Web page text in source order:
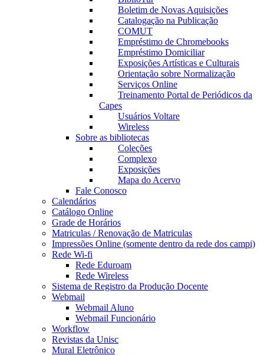
Boletim de Novas Aquisições
Catalogação na Publicação
COMUT
Empréstimo de Chromebooks
Empréstimo Domiciliar
Exposições Artísticas e Culturais
Orientação sobre Normalização
Serviços Online
Treinamento Portal de Periódicos da
Capes
Usuários Voltare
Wireless
Sobre as bibliotecas
Coleções
Complexo
Exposições
Mapa do Acervo
Fale Conosco
Calendários
Catálogo Online
Grade de Horários
Matriculas / Renovação de Matriculas
Impressões Online (somente dentro da rede dos campi)
Rede Wi-fi
Rede Eduroam
Rede Wireless
Sistema de Registro da Produção Docente
Webmail
Webmail Aluno
Webmail Funcionário
Workflow
Revistas da Unisc
Mural Eletrônico